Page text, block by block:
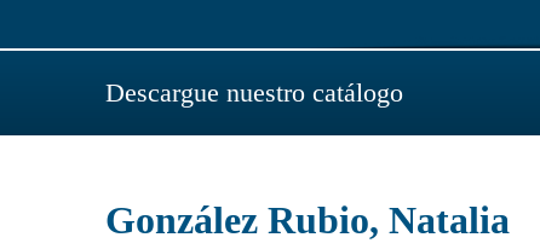
Descargue nuestro catálogo
González Rubio, Natalia